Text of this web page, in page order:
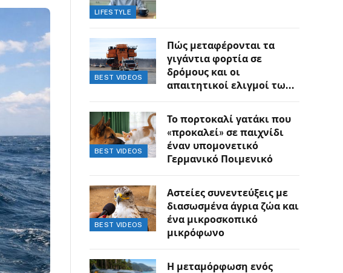
LIFESTYLE
BEST VIDEOS
Πώς μεταφέρονται τα
γιγάντια φορτία σε
δρόμους και οι
απαιτητικοί ελιγμοί των
BEST VIDEOS
Το πορτοκαλί γατάκι που
«προκαλεί» σε παιχνίδι
έναν υπομονετικό
Γερμανικό Ποιμενικό
BEST VIDEOS
Αστείες συνεντεύξεις με
διασωσμένα άγρια ζώα και
ένα μικροσκοπικό
μικρόφωνο
Η μεταμόρφωση ενός